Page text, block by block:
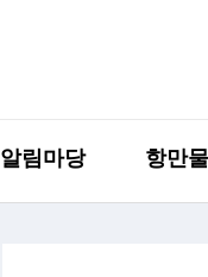
알림마당 항만